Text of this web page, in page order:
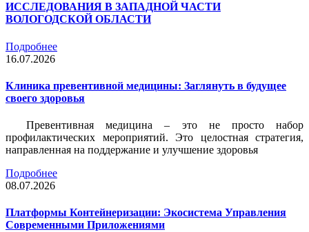
ИССЛЕДОВАНИЯ В ЗАПАДНОЙ ЧАСТИ
ВОЛОГОДСКОЙ ОБЛАСТИ
Подробнее
16.07.2026
Клиника превентивной медицины: Заглянуть в будущее
своего здоровья
Превентивная медицина – это не просто набор
профилактических мероприятий. Это целостная стратегия,
направленная на поддержание и улучшение здоровья
Подробнее
08.07.2026
Платформы Контейнеризации: Экосистема Управления
Современными Приложениями